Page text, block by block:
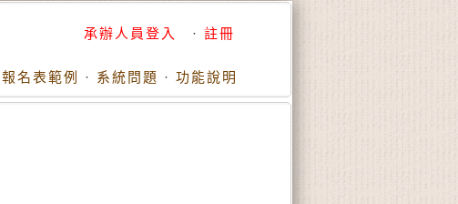
承辦人員登入 · 註冊
報名表範例 · 系統問題 · 功能說明